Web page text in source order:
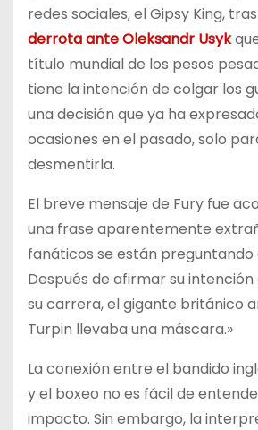
redes sociales, el Gipsy King, tras
derrota ante Oleksandr Usyk
título mundial de los pesos
tiene la intención de colgar los
una decisión que ya ha
ocasiones en el pasado, solo
desmentirla.
El breve mensaje de Fury fue
una frase aparentemente
fanáticos se están preguntando
Después de afirmar su
su carrera, el gigante británico
Turpin llevaba una máscara.»
La conexión entre el bandido
y el boxeo no es fácil de
impacto. Sin embargo, la